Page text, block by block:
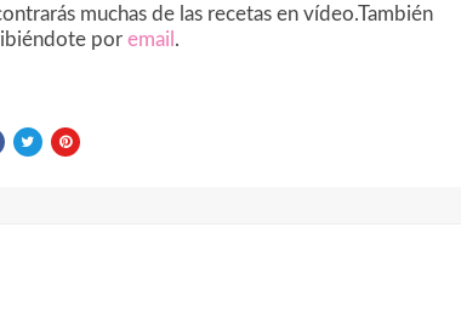
muchas de las recetas en vídeo.También
por email .